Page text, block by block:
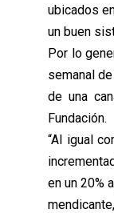
ubicados
un buen
Por lo
semanal
de una
Fundación.
“Al igual
en un 20%